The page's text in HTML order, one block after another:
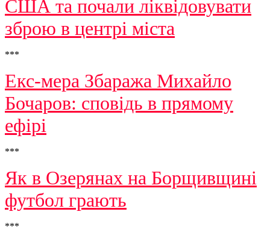
США та почали ліквідовувати
зброю в центрі міста
***
Екс-мера Збаража Михайло
Бочаров: сповідь в прямому
ефірі
***
Як в Озерянах на Борщивщині
футбол грають
***